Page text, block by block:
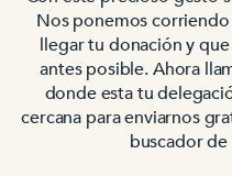
Nos ponemos corriendo
llegar tu donación y
antes posible. Ahora
donde esta tu
cercana para enviarnos
buscador